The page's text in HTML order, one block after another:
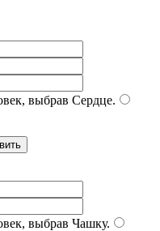
выбрав Сердце.
выбрав Чашку.